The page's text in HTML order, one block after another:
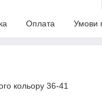
Оплата Умови
кольору 36-41